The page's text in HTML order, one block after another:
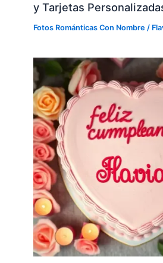
y Tarjetas
Fotos Románticas Con Nombre /